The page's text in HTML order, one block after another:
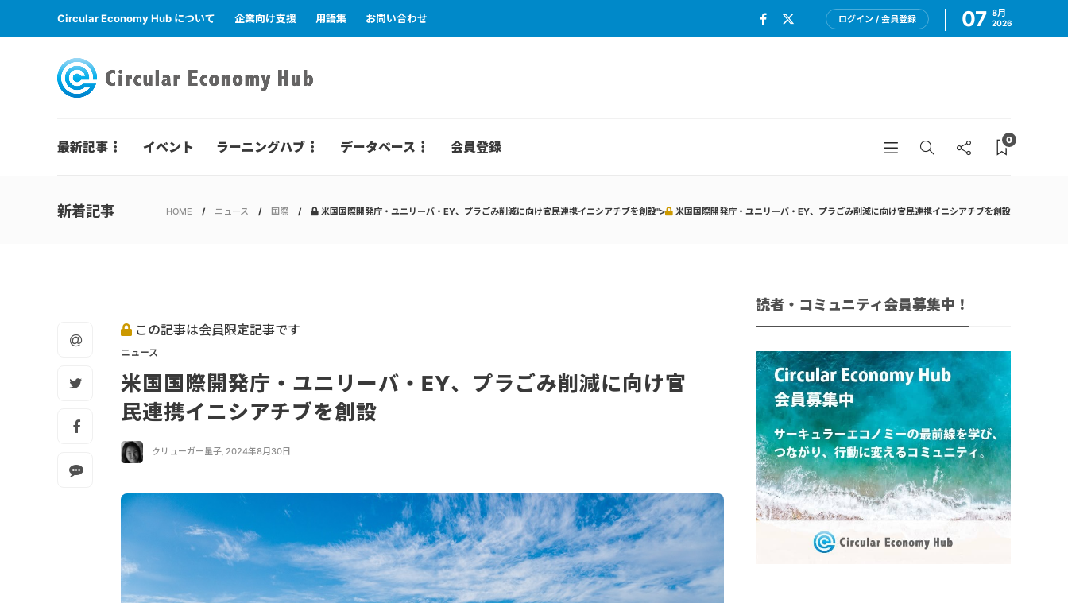
Circular Economy Hub について 企業向け支援 用語集 お問い合わせ ログイン / 会員登録 07 8月
2026
最新記事 イベント ラーニングハブ データベース 会員登録 0
新着記事 HOME ニュース 国際 米国国際開発庁・ユニリーバ・EY、プラごみ削減に向け官民連携イニシアチブを創設"> 米国国際開発庁・ユニリーバ・EY、プラごみ削減に向け官民連携イニシアチブを創設
この記事は会員限定記事です
ニュース
米国国際開発庁・ユニリーバ・EY、プラごみ削減に向け官
民連携イニシアチブを創設
クリューガー量子, 2024年8月30日
読者・コミュニティ会員募集中！